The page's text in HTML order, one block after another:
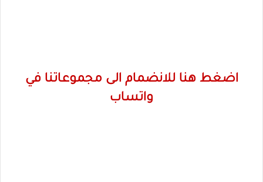
اضغط هنا للانضمام الى مجموعاتنا في
واتساب